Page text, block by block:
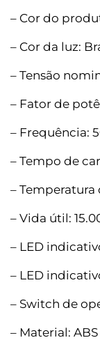
– Cor do
– Cor da luz:
– Tensão
– Fator de
– Frequência:
– Tempo de
– Temperatura
– Vida útil:
– LED
– LED
– Switch de
– Material: